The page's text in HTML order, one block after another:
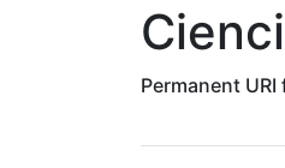
Permanent